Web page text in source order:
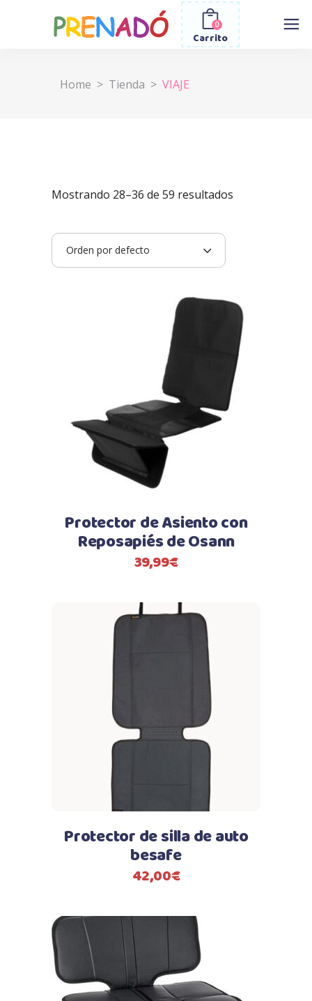
Carrito
0
Home > Tienda > VIAJE
Mostrando 28–36 de 59 resultados
Orden por defecto
Protector de Asiento con
Reposapiés de Osann
39,99€
Protector de silla de auto
besafe
42,00€